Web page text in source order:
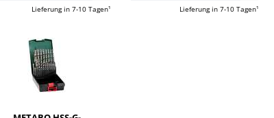
Lieferung in 7-10 Tagen¹ Lieferung in 7-10 Tagen¹